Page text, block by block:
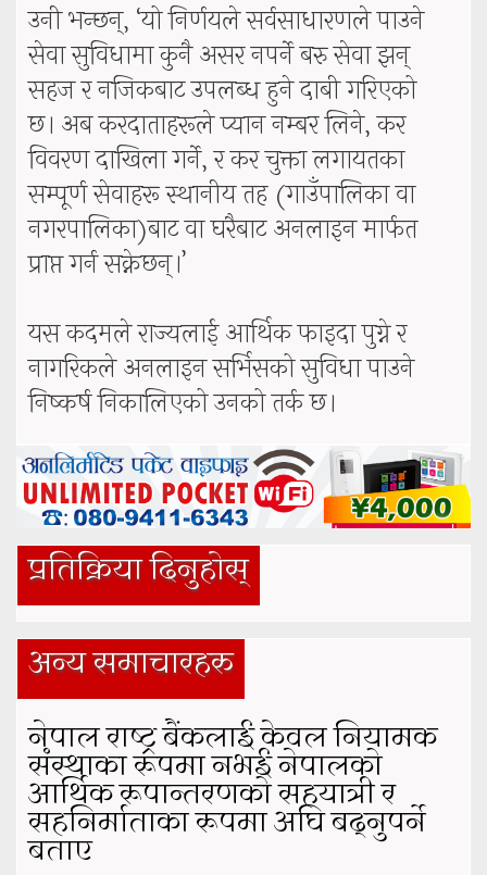
उनी भन्छन्, ‘यो निर्णयले सर्वसाधारणले पाउने
सेवा सुविधामा कुनै असर नपर्ने बरु सेवा झन्
सहज र नजिकबाट उपलब्ध हुने दाबी गरिएको
छ। अब करदाताहरूले प्यान नम्बर लिने, कर
विवरण दाखिला गर्ने, र कर चुक्ता लगायतका
सम्पूर्ण सेवाहरू स्थानीय तह (गाउँपालिका वा
नगरपालिका)बाट वा घरैबाट अनलाइन मार्फत
प्राप्त गर्न सक्नेछन्।’
यस कदमले राज्यलाई आर्थिक फाइदा पुग्ने र
नागरिकले अनलाइन सर्भिसको सुविधा पाउने
निष्कर्ष निकालिएको उनको तर्क छ।
प्रतिक्रिया दिनुहोस्
अन्य समाचारहरु
नेपाल राष्ट्र बैंकलाई केवल नियामक
संस्थाका रूपमा नभई नेपालको
आर्थिक रूपान्तरणको सहयात्री र
सहनिर्माताका रूपमा अघि बढ्नुपर्ने
बताए